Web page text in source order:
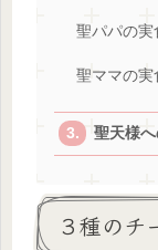
聖パパの実
聖ママの実
聖天様
３種のチ